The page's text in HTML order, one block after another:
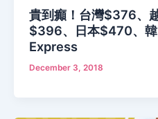
貴到癲！台灣$376、
$396、日本$470、
Express
December 3, 2018